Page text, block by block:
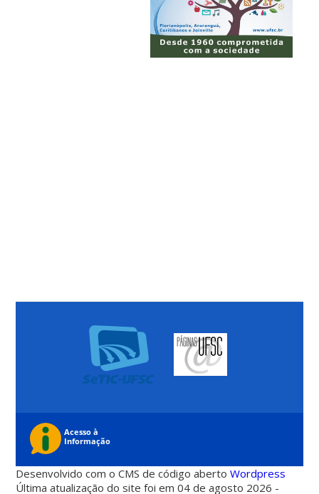
Desenvolvido com o CMS de código abertoWordpress
Última atualização do site foi em 04 de agosto 2026 -